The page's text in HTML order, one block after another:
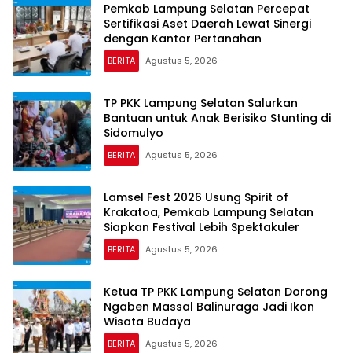
Pemkab Lampung Selatan Percepat
Sertifikasi Aset Daerah Lewat Sinergi
dengan Kantor Pertanahan
BERITA Agustus 5, 2026
TP PKK Lampung Selatan Salurkan
Bantuan untuk Anak Berisiko Stunting di
Sidomulyo
BERITA Agustus 5, 2026
Lamsel Fest 2026 Usung Spirit of
Krakatoa, Pemkab Lampung Selatan
Siapkan Festival Lebih Spektakuler
BERITA Agustus 5, 2026
Ketua TP PKK Lampung Selatan Dorong
Ngaben Massal Balinuraga Jadi Ikon
Wisata Budaya
BERITA Agustus 5, 2026